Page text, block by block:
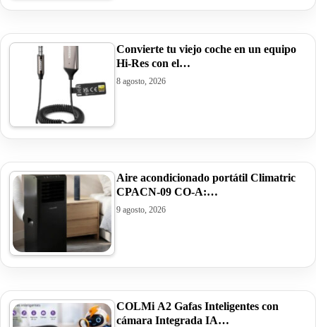
Convierte tu viejo coche en un equipo
Hi-Res con el…
8 agosto, 2026
Aire acondicionado portátil Climatric
CPACN-09 CO-A:…
9 agosto, 2026
COLMi A2 Gafas Inteligentes con
cámara Integrada IA…